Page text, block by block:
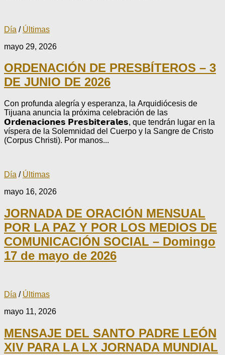
Día / Últimas
mayo 29, 2026
ORDENACIÓN DE PRESBÍTEROS – 3
DE JUNIO DE 2026
Con profunda alegría y esperanza, la Arquidiócesis de
Tijuana anuncia la próxima celebración de las
𝗢𝗿𝗱𝗲𝗻𝗮𝗰𝗶𝗼𝗻𝗲𝘀 𝗣𝗿𝗲𝘀𝗯𝗶𝘁𝗲𝗿𝗮𝗹𝗲𝘀, que tendrán lugar en la
víspera de la Solemnidad del Cuerpo y la Sangre de Cristo
(Corpus Christi). Por manos...
Día / Últimas
mayo 16, 2026
JORNADA DE ORACIÓN MENSUAL
POR LA PAZ Y POR LOS MEDIOS DE
COMUNICACIÓN SOCIAL – Domingo
17 de mayo de 2026
Día / Últimas
mayo 11, 2026
MENSAJE DEL SANTO PADRE LEÓN
XIV PARA LA LX JORNADA MUNDIAL